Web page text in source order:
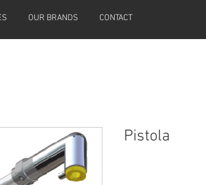
OUR BRANDS CONTACT
Pistola